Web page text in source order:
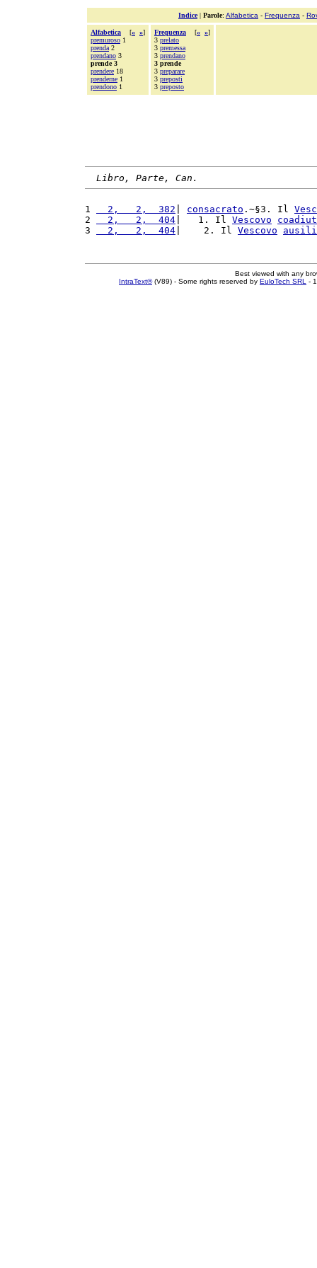
Indice| Parole: Alfabetica - Frequenza -
Alfabetica [« »]
premuroso 1
prenda 2
prendano 3
prende 3
prendere 18
prenderne 1
prendono 1
Frequenza [« »]
3 prelato
3 premessa
3 prendano
3 prende
3 preparare
3 preposti
3 preposto
Libro, Parte, Can.
1
  2,   2,  382
consacrato .~§3. Il
2
  2,   2,  404
|   1. Il Vescovo
3
  2,   2,  404
|    2. Il Vescovo
Best viewed with any
IntraText®(V89) - Some rights reserved by EuloTech SRL -